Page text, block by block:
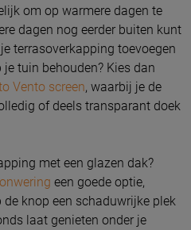
om op warmere dagen te
dagen nog eerder buiten kunt
terrasoverkapping toevoegen
tuin behouden? Kies dan
Vento screen, waarbij je de
of deels transparant doek
met een glazen dak?
een goede optie,
knop een schaduwrijke plek
laat genieten onder je